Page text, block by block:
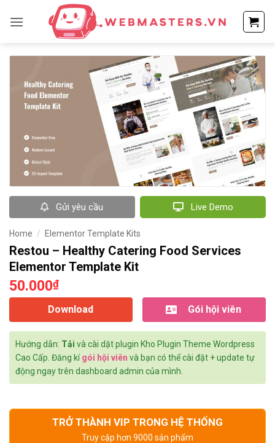
qua
dung
Gửi yêu cầu Live Demo
Home / Elementor Template Kits
Restou – Healthy Catering Food Services
Elementor Template Kit
50.000₫
Download Gói hội viên
Hướng dẫn: Tải và cài dặt plugin Kho Plugin Theme Wordpress
Cao Cấp. Đăng kígói hội viên và bạn có thể cài đặt + update tự
động ngay trên dashboard admin của mình.
TRỞ THÀNH VIP TRONG HỆ THỐNG
Truy cập hơn 9000 sản phẩm